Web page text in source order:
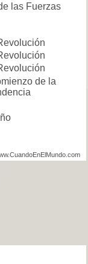
las Fuerzas
de la